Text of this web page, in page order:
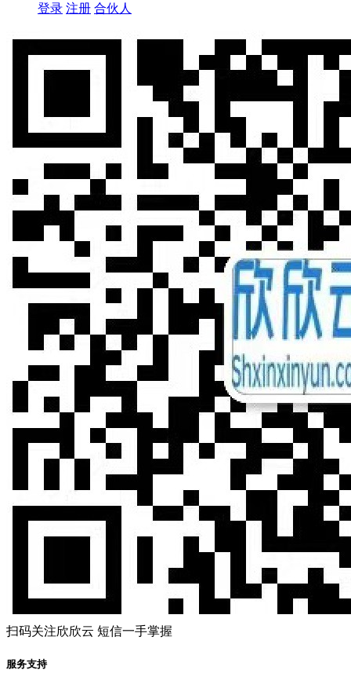
登录 注册 合伙人
扫码关注欣欣云 短信一手掌握
服务支持